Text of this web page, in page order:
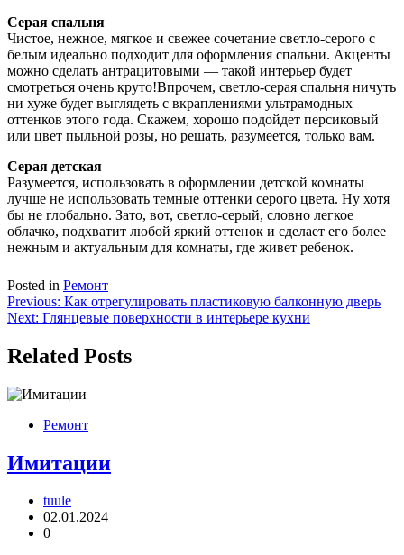
Серая спальня
Чистое, нежное, мягкое и свежее сочетание светло-серого с
белым идеально подходит для оформления спальни. Акценты
можно сделать антрацитовыми — такой интерьер будет
смотреться очень круто!Впрочем, светло-серая спальня ничуть
ни хуже будет выглядеть с вкраплениями ультрамодных
оттенков этого года. Скажем, хорошо подойдет персиковый
или цвет пыльной розы, но решать, разумеется, только вам.
Серая детская
Разумеется, использовать в оформлении детской комнаты
лучше не использовать темные оттенки серого цвета. Ну хотя
бы не глобально. Зато, вот, светло-серый, словно легкое
облачко, подхватит любой яркий оттенок и сделает его более
нежным и актуальным для комнаты, где живет ребенок.
Posted in Ремонт
Навигация
по
записям
Previous: Как отрегулировать пластиковую балконную дверь
Next: Глянцевые поверхности в интерьере кухни
Related Posts
Ремонт
Имитации
tuule
02.01.2024
0